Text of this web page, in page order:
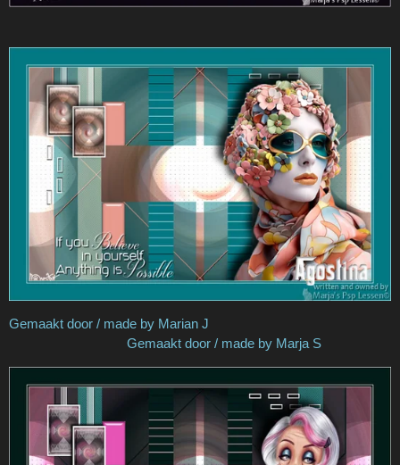
Gemaakt door / made by Marian J
Gemaakt door / made by Marja S